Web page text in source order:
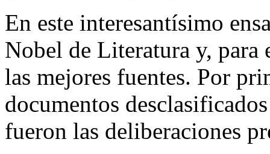
En este interesantísimo
Nobel de Literatura y,
las mejores fuentes. Por
documentos
fueron las deliberaciones